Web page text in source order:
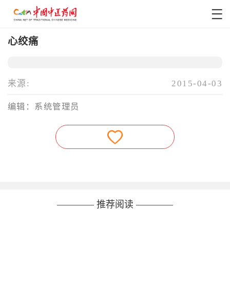
心绞痛
来源: 2015-04-03
编辑：系统管理员
———— 推荐阅读 ————